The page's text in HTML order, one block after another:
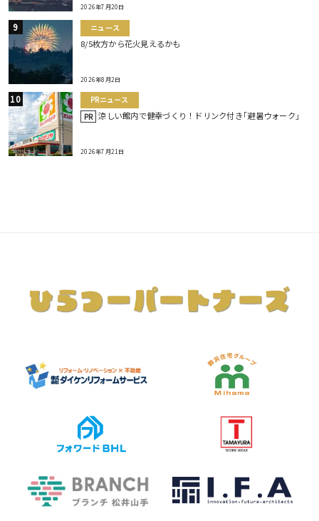
2026年7月20日
ニュース
8/5枚方から花火見えるかも
2026年8月2日
PRニュース
PR 涼しい館内で健幸づくり！ドリンク付き｢避暑ウォーク｣
2026年7月21日